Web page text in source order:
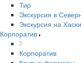
Тир
Экскурсия в
Экскурсия на
Корпоратив
Корпоратив